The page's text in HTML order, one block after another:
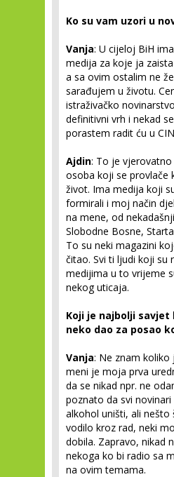
Ko su vam uzori u
Vanja: U cijeloj BiH
medija za koje ja
a sa ovim ostalim ne
sarađujem u životu.
istraživačko
definitivni vrh i nekad
porastem radit ću u
Ajdin: To je
osoba koji se provlače
život. Ima medija koji
formirali i moj način
na mene, od
Slobodne Bosne,
To su neki magazini
čitao. Svi ti ljudi koji su
medijima u to vrijeme
nekog uticaja.
Koji je najbolji savjet
neko dao za posao
Vanja: Ne znam koliko
meni je moja prva
da se nikad npr. ne
poznato da svi novinari
alkohol uništi, ali nešto
vodilo kroz rad, neki
dobila. Zapravo, nikad
nekoga ko bi radio sa
na ovim temama.